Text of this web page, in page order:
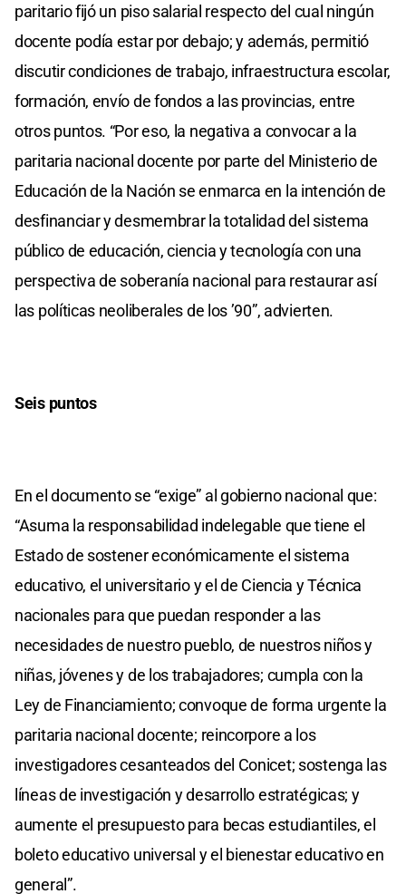
paritario fijó un piso salarial respecto del cual ningún
docente podía estar por debajo; y además, permitió
discutir condiciones de trabajo, infraestructura escolar,
formación, envío de fondos a las provincias, entre
otros puntos. “Por eso, la negativa a convocar a la
paritaria nacional docente por parte del Ministerio de
Educación de la Nación se enmarca en la intención de
desfinanciar y desmembrar la totalidad del sistema
público de educación, ciencia y tecnología con una
perspectiva de soberanía nacional para restaurar así
las políticas neoliberales de los ’90”, advierten.
Seis puntos
En el documento se “exige” al gobierno nacional que:
“Asuma la responsabilidad indelegable que tiene el
Estado de sostener económicamente el sistema
educativo, el universitario y el de Ciencia y Técnica
nacionales para que puedan responder a las
necesidades de nuestro pueblo, de nuestros niños y
niñas, jóvenes y de los trabajadores; cumpla con la
Ley de Financiamiento; convoque de forma urgente la
paritaria nacional docente; reincorpore a los
investigadores cesanteados del Conicet; sostenga las
líneas de investigación y desarrollo estratégicas; y
aumente el presupuesto para becas estudiantiles, el
boleto educativo universal y el bienestar educativo en
general”.